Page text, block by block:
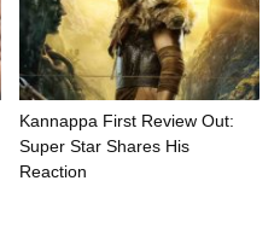
Kannappa First Review Out:
Super Star Shares His
Reaction